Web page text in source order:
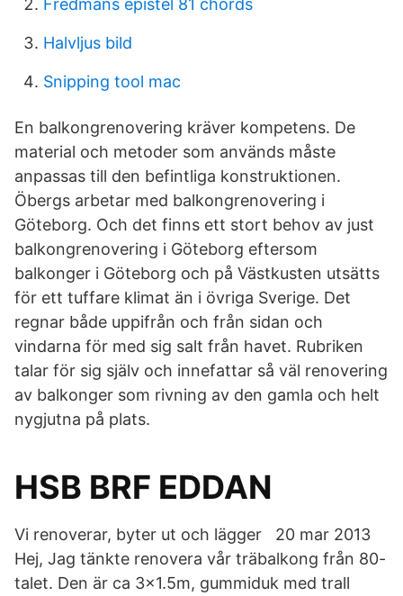
Fredmans epistel 81 chords
Halvljus bild
Snipping tool mac
En balkongrenovering kräver kompetens. De
material och metoder som används måste
anpassas till den befintliga konstruktionen.
Öbergs arbetar med balkongrenovering i
Göteborg. Och det finns ett stort behov av just
balkongrenovering i Göteborg eftersom
balkonger i Göteborg och på Västkusten utsätts
för ett tuffare klimat än i övriga Sverige. Det
regnar både uppifrån och från sidan och
vindarna för med sig salt från havet. Rubriken
talar för sig själv och innefattar så väl renovering
av balkonger som rivning av den gamla och helt
nygjutna på plats.
HSB BRF EDDAN
Vi renoverar, byter ut och lägger 20 mar 2013
Hej, Jag tänkte renovera vår träbalkong från 80-
talet. Den är ca 3x1.5m, gummiduk med trall